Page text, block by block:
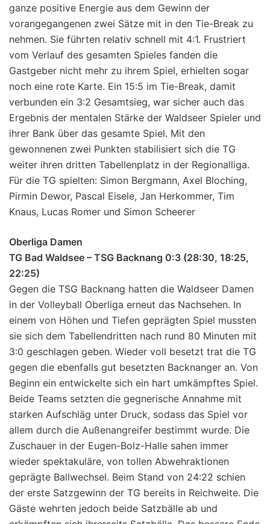
ganze positive Energie aus dem Gewinn der
vorangegangenen zwei Sätze mit in den Tie-Break zu
nehmen. Sie führten relativ schnell mit 4:1. Frustriert
vom Verlauf des gesamten Spieles fanden die
Gastgeber nicht mehr zu ihrem Spiel, erhielten sogar
noch eine rote Karte. Ein 15:5 im Tie-Break, damit
verbunden ein 3:2 Gesamtsieg, war sicher auch das
Ergebnis der mentalen Stärke der Waldseer Spieler und
ihrer Bank über das gesamte Spiel. Mit den
gewonnenen zwei Punkten stabilisiert sich die TG
weiter ihren dritten Tabellenplatz in der Regionalliga.
Für die TG spielten: Simon Bergmann, Axel Bloching,
Pirmin Dewor, Pascal Eisele, Jan Herkommer, Tim
Knaus, Lucas Romer und Simon Scheerer
Oberliga Damen
TG Bad Waldsee – TSG Backnang 0:3 (28:30, 18:25,
22:25)
Gegen die TSG Backnang hatten die Waldseer Damen
in der Volleyball Oberliga erneut das Nachsehen. In
einem von Höhen und Tiefen geprägten Spiel mussten
sie sich dem Tabellendritten nach rund 80 Minuten mit
3:0 geschlagen geben. Wieder voll besetzt trat die TG
gegen die ebenfalls gut besetzten Backnanger an. Von
Beginn ein entwickelte sich ein hart umkämpftes Spiel.
Beide Teams setzten die gegnerische Annahme mit
starken Aufschläg unter Druck, sodass das Spiel vor
allem durch die Außenangreifer bestimmt wurde. Die
Zuschauer in der Eugen-Bolz-Halle sahen immer
wieder spektakuläre, von tollen Abwehraktionen
geprägte Ballwechsel. Beim Stand von 24:22 schien
der erste Satzgewinn der TG bereits in Reichweite. Die
Gäste wehrten jedoch beide Satzbälle ab und